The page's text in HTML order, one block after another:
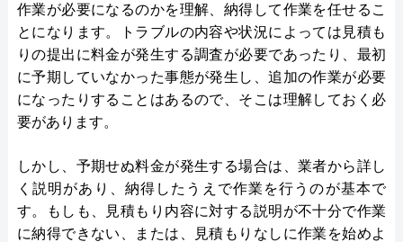
作業が必要になるのかを理解、納得して作業を任せるこ
とになります。トラブルの内容や状況によっては見積も
りの提出に料金が発生する調査が必要であったり、最初
に予期していなかった事態が発生し、追加の作業が必要
になったりすることはあるので、そこは理解しておく必
要があります。
しかし、予期せぬ料金が発生する場合は、業者から詳し
く説明があり、納得したうえで作業を行うのが基本で
す。もしも、見積もり内容に対する説明が不十分で作業
に納得できない、または、見積もりなしに作業を始めよ